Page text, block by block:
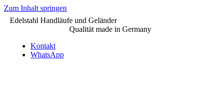
Zum Inhalt springen
Edelstahl Handläufe und Geländer
Qualität made in Germany
Kontakt
WhatsApp